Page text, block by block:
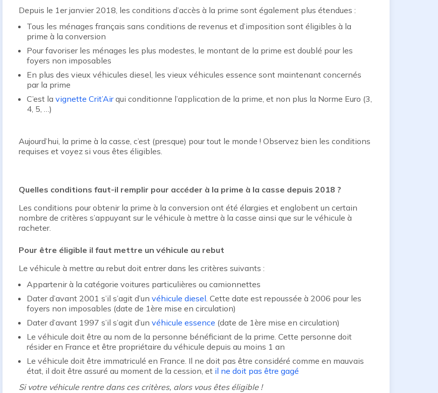
Depuis le 1er janvier 2018, les conditions d’accès à la prime sont également plus étendues :
Tous les ménages français sans conditions de revenus et d’imposition sont éligibles à la
prime à la conversion
Pour favoriser les ménages les plus modestes, le montant de la prime est doublé pour les
foyers non imposables
En plus des vieux véhicules diesel, les vieux véhicules essence sont maintenant concernés
par la prime
C’est la vignette Crit’Airqui conditionne l’application de la prime, et non plus la Norme Euro (3,
4, 5, …)
Aujourd’hui, la prime à la casse, c’est (presque) pour tout le monde ! Observez bien les conditions
requises et voyez si vous êtes éligibles.
Quelles conditions faut-il remplir pour accéder à la prime à la casse depuis 2018 ?
Les conditions pour obtenir la prime à la conversion ont été élargies et englobent un certain
nombre de critères s’appuyant sur le véhicule à mettre à la casse ainsi que sur le véhicule à
racheter.
Pour être éligible il faut mettre un véhicule au rebut
Le véhicule à mettre au rebut doit entrer dans les critères suivants :
Appartenir à la catégorie voitures particulières ou camionnettes
Dater d’avant 2001 s’il s’agit d’un véhicule diesel. Cette date est repoussée à 2006 pour les
foyers non imposables (date de 1ère mise en circulation)
Dater d’avant 1997 s’il s’agit d’un véhicule essence (date de 1ère mise en circulation)
Le véhicule doit être au nom de la personne bénéficiant de la prime. Cette personne doit
résider en France et être propriétaire du véhicule depuis au moins 1 an
Le véhicule doit être immatriculé en France. Il ne doit pas être considéré comme en mauvais
état, il doit être assuré au moment de la cession, et il ne doit pas être gagé
Si votre véhicule rentre dans ces critères, alors vous êtes éligible !